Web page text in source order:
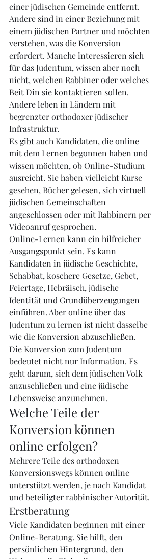
einer jüdischen Gemeinde entfernt.
Andere sind in einer Beziehung mit
einem jüdischen Partner und möchten
verstehen, was die Konversion
erfordert. Manche interessieren sich
für das Judentum, wissen aber noch
nicht, welchen Rabbiner oder welches
Beit Din sie kontaktieren sollen.
Andere leben in Ländern mit
begrenzter orthodoxer jüdischer
Infrastruktur.
Es gibt auch Kandidaten, die online
mit dem Lernen begonnen haben und
wissen möchten, ob Online-Studium
ausreicht. Sie haben vielleicht Kurse
gesehen, Bücher gelesen, sich virtuell
jüdischen Gemeinschaften
angeschlossen oder mit Rabbinern per
Videoanruf gesprochen.
Online-Lernen kann ein hilfreicher
Ausgangspunkt sein. Es kann
Kandidaten in jüdische Geschichte,
Schabbat, koschere Gesetze, Gebet,
Feiertage, Hebräisch, jüdische
Identität und Grundüberzeugungen
einführen. Aber online über das
Judentum zu lernen ist nicht dasselbe
wie die Konversion abzuschließen.
Die Konversion zum Judentum
bedeutet nicht nur Information. Es
geht darum, sich dem jüdischen Volk
anzuschließen und eine jüdische
Lebensweise anzunehmen.
Welche Teile der
Konversion können
online erfolgen?
Mehrere Teile des orthodoxen
Konversionswegs können online
unterstützt werden, je nach Kandidat
und beteiligter rabbinischer Autorität.
Erstberatung
Viele Kandidaten beginnen mit einer
Online-Beratung. Sie hilft, den
persönlichen Hintergrund, den